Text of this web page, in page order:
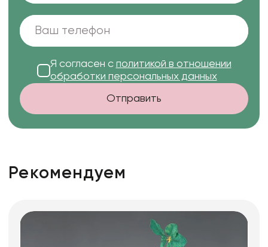
Я согласен с политикой в отношении
обработки персональных данных
Отправить
Рекомендуем